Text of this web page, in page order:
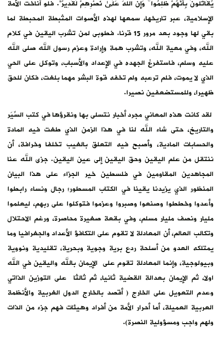
يُقَاتَلُونَ بِأَنَّهُمْ ظُلِمُوا ۚ وَإِنَّ اللَّهَ عَلَىٰ نَصْرِهِمْ لَقَدِيرٌ“. فلو أناخت الأمة
الإسلامية، عبر تاريخها، سمعها لهذه الأصوات المثبطة المحبطة لما
بقي لها وجود بعد مرور 15 قرنا. فطوبى لمن تشرب اليقين في كلام
الله، وفي معية الله، وتشرب همة وإرادة وعزم رسول الله صلى الله
عليه وسلم، فاستفرغ الجهده في الإعداد والأسباب، وتوكل على الحي
الذي لا يموت، فلم ترعبه ولم تخفه قوة البشر مهما بلغت، فكان للحق
ظهيرا، وللمستضعفين نصيرا.
لقد كانت هذه المعاني مجرد أخبار نتسلى بها ونقرؤها في كتب السِّيَر
والتاريخ، حتى شاء الله لنا في هذا الزمن الذي طغت فيه المادة
والحسابات المادية، وأصبح فيه التعلق بالغيب تخلفا وخرافة، أن
ننتقل من علم اليقين وحق اليقين إلى عين اليقين. جزى الله عنا
المجاهدين المقاومين في فلسطين خير الجزاء على هذا البيان
المنظور الذي يزيدنا يقينا في الكتاب المسطور؛ رجال ونساء رابطوا
وأعدوا وخططوا وصنعوا وصبروا وعزموا فتوكلوا على ربهم، ليعلموا
مليار ونصف مليار مسلم، وفي بقعة صغيرة محاصرة، ورغم الاحتلال
وتكالب العالم، أن المعادلة لا تقوم على التكافؤ الأعداد والجغرافيا وما
يمتلكه العدو من أسلحة ردع برية وجوية وبحرية، تقليدية ونووية
وبيولوجية، وإنما المعادلة تقوم على الإيمان بالله واليقين في الله
اولا، ثم الإيمان بعدالة القضية ثانيا، ثم ثالثا على التوزين الذاتي
وعدم التعويل على الخارج ( أقصد بالخارج الدول الغربية والأنظمة
العربية العميلة، أما أحرار الأمة من أفراد وهيئات فهم جزء من الذات
ولهم واجب ومسؤولية النصرة).